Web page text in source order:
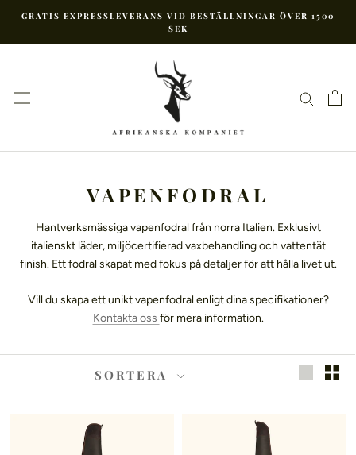
innehåll
GRATIS EXPRESSLEVERANS VID BESTÄLLNINGAR ÖVER 1500
SEK
VAPENFODRAL
Hantverksmässiga vapenfodral från norra Italien. Exklusivt
italienskt läder, miljöcertifierad vaxbehandling och vattentät
finish. Ett fodral skapat med fokus på detaljer för att hålla livet ut.
Vill du skapa ett unikt vapenfodral enligt dina specifikationer?
Kontakta oss för mera information.
SORTERA